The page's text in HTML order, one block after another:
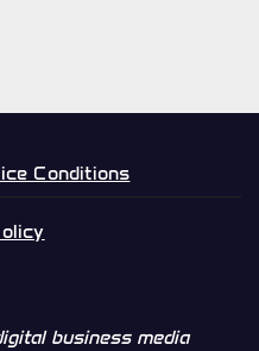
Conditions
business media